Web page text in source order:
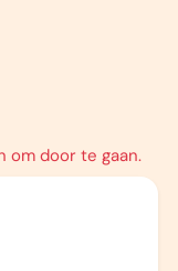
om door te gaan.